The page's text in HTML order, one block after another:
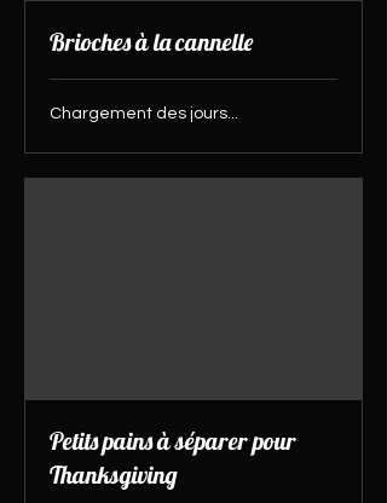
Brioches à la cannelle
Chargement des jours...
Petits pains à séparer pour
Thanksgiving